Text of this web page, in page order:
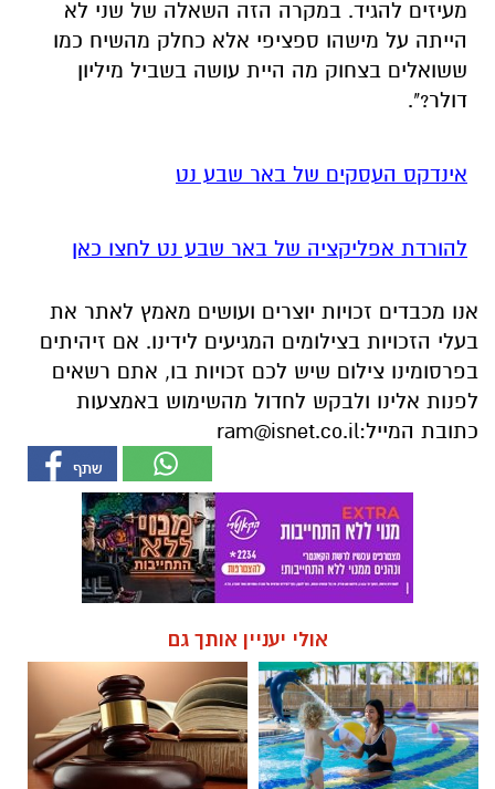
מעיזים להגיד. במקרה הזה השאלה של שני לא
הייתה על מישהו ספציפי אלא כחלק מהשיח כמו
ששואלים בצחוק מה היית עושה בשביל מיליון
דולר?".
אינדקס העסקים של באר שבע נט
להורדת אפליקציה של באר שבע נט לחצו כאן
אנו מכבדים זכויות יוצרים ועושים מאמץ לאתר את
בעלי הזכויות בצילומים המגיעים לידינו. אם זיהיתים
בפרסומינו צילום שיש לכם זכויות בו, אתם רשאים
לפנות אלינו ולבקש לחדול מהשימוש באמצעות
כתובת המייל:ram@isnet.co.il
אולי יעניין אותך גם